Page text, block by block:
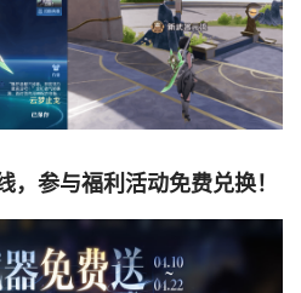
，参与福利活动免费兑换！